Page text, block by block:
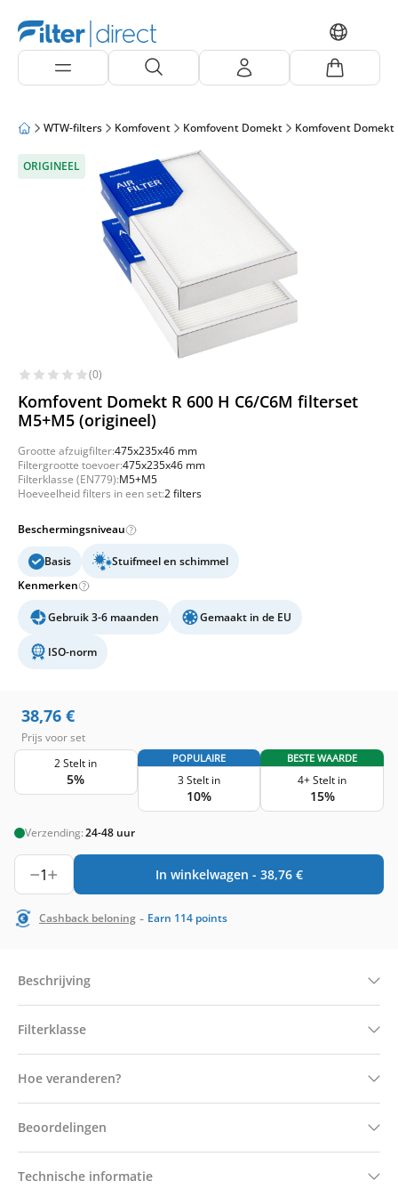
WTW-filters Komfovent Komfovent Domekt Komfovent Domekt
ORIGINEEL
(0)
Komfovent Domekt R 600 H C6/C6M filterset
M5+M5 (origineel)
Grootte afzuigfilter:475x235x46 mm
Filtergrootte toevoer:475x235x46 mm
Filterklasse (EN779):M5+M5
Hoeveelheid filters in een set:2 filters
Beschermingsniveau
Basis
Stuifmeel en schimmel
Kenmerken
Gebruik 3-6 maanden Gemaakt in de EU
ISO-norm
38,76 €
Prijs voor set
2 Stelt in
5%
POPULAIRE
3 Stelt in
10%
BESTE WAARDE
4+ Stelt in
15%
Verzending:24-48 uur
1 In winkelwagen - 38,76 €
Cashback beloning - Earn 114 points
Beschrijving
Filterklasse
Hoe veranderen?
Beoordelingen
Technische informatie